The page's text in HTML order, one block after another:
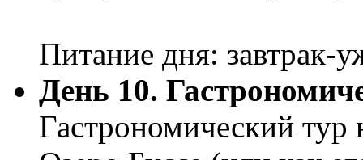
Питание дня: завтрак-
День 10.
Гастрономический тур